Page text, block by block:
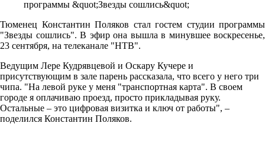
Тюменец Константин Поляков стал гостем студии программы
"Звезды сошлись". В эфир она вышла в минувшее воскресенье,
23 сентября, на телеканале "НТВ".
Ведущим Лере Кудрявцевой и Оскару Кучере и
присутствующим в зале парень рассказала, что всего у него три
чипа. "На левой руке у меня "транспортная карта". В своем
городе я оплачиваю проезд, просто прикладывая руку.
Остальные – это цифровая визитка и ключ от работы", –
поделился Константин Поляков.